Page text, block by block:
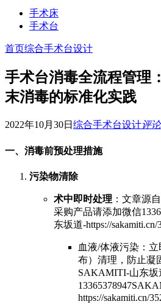
手术床
手术台
首页综合手术台设计
手术台消毒全流程管理
末消毒的标准化实践
2022年10月30日 综合手术台设计评论
一、消毒前预处理措施
污染物清除
术中即时处理 ： 文章源
采购产品请添加微信
东坂道-https://sakamiti.cn/
血液/体液污染：
布）清理，防止凝
SAKAMITI-山东坂
https://sakamiti.cn/